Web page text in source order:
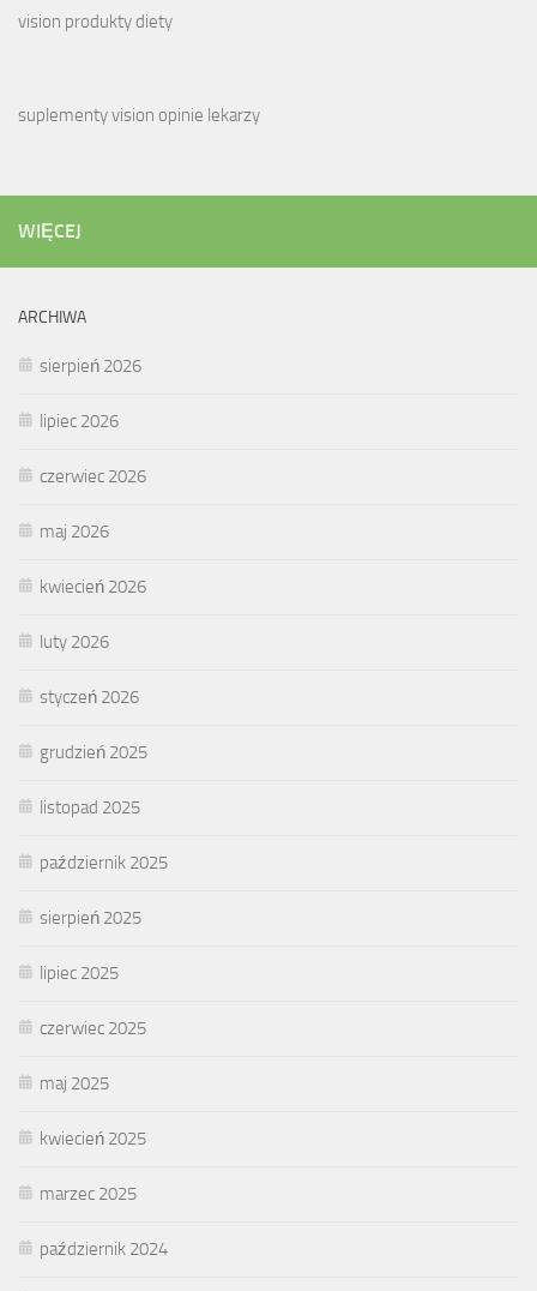
vision produkty diety
suplementy vision opinie lekarzy
WIĘCEJ
ARCHIWA
sierpień 2026
lipiec 2026
czerwiec 2026
maj 2026
kwiecień 2026
luty 2026
styczeń 2026
grudzień 2025
listopad 2025
październik 2025
sierpień 2025
lipiec 2025
czerwiec 2025
maj 2025
kwiecień 2025
marzec 2025
październik 2024